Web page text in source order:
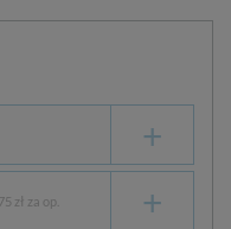
+
zł za op. +